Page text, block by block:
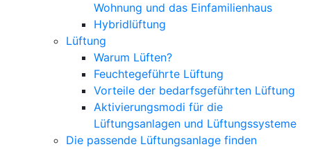
Wohnung und das Einfamilienhaus
Hybridlüftung
Lüftung
Warum Lüften?
Feuchtegeführte Lüftung
Vorteile der bedarfsgeführten Lüftung
Aktivierungsmodi für die
Lüftungsanlagen und Lüftungssysteme
Die passende Lüftungsanlage finden